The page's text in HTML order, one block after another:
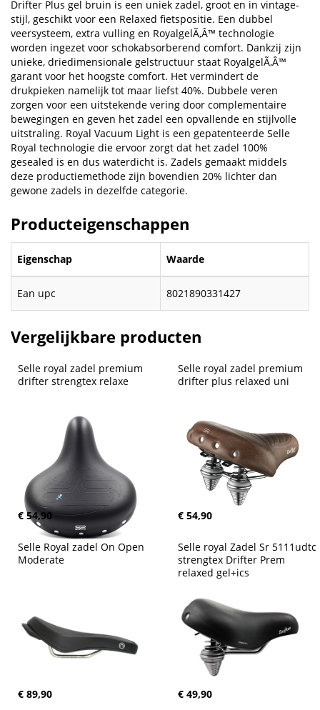
Drifter Plus gel bruin is een uniek zadel, groot en in vintage-
stijl, geschikt voor een Relaxed fietspositie. Een dubbel
veersysteem, extra vulling en RoyalgelÃ‚Â™ technologie
worden ingezet voor schokabsorberend comfort. Dankzij zijn
unieke, driedimensionale gelstructuur staat RoyalgelÃ‚Â™
garant voor het hoogste comfort. Het vermindert de
drukpieken namelijk tot maar liefst 40%. Dubbele veren
zorgen voor een uitstekende vering door complementaire
bewegingen en geven het zadel een opvallende en stijlvolle
uitstraling. Royal Vacuum Light is een gepatenteerde Selle
Royal technologie die ervoor zorgt dat het zadel 100%
gesealed is en dus waterdicht is. Zadels gemaakt middels
deze productiemethode zijn bovendien 20% lichter dan
gewone zadels in dezelfde categorie.
Producteigenschappen
Eigenschap Waarde
Ean upc 8021890331427
Vergelijkbare producten
Selle royal zadel premium
drifter strengtex relaxe
€ 54,90
Selle royal zadel premium
drifter plus relaxed uni
€ 54,90
Selle Royal zadel On Open
Moderate
€ 89,90
Selle royal Zadel Sr 5111udtc
strengtex Drifter Prem
relaxed gel+ics
€ 49,90